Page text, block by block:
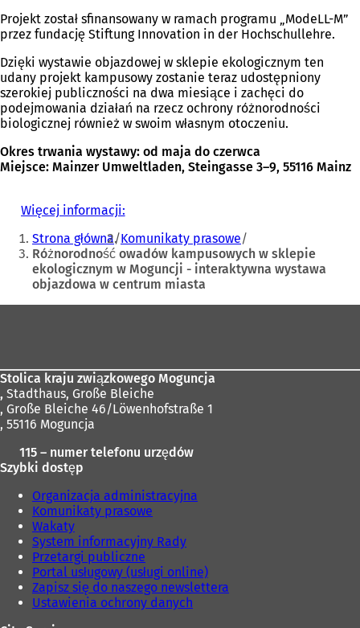
Projekt został sfinansowany w ramach programu „ModeLL-M”
przez fundację Stiftung Innovation in der Hochschullehre.
Dzięki wystawie objazdowej w sklepie ekologicznym ten
udany projekt kampusowy zostanie teraz udostępniony
szerokiej publiczności na dwa miesiące i zachęci do
podejmowania działań na rzecz ochrony różnorodności
biologicznej również w swoim własnym otoczeniu.
Okres trwania wystawy: od maja do czerwca
Miejsce: Mainzer Umweltladen, Steingasse 3–9, 55116 Mainz
Więcej informacji:
t
w
i
e
r
w
n
o
j
r
c
e
)
Jesteś
tutaj:
Strona główna Komunikaty prasowe
Różnorodność owadów kampusowych w sklepie
ekologicznym w Moguncji - interaktywna wystawa
objazdowa w centrum miasta
Stolica kraju związkowego Moguncja
, Stadthaus, Große Bleiche
, Große Bleiche 46/Löwenhofstraße 1
, 55116 Moguncja
115 – numer telefonu urzędów
Szybki dostęp
Organizacja administracyjna
Komunikaty prasowe
Wakaty
System informacyjny Rady
Przetargi publiczne
Portal usługowy (usługi online)
Zapisz się do naszego newslettera
Ustawienia ochrony danych